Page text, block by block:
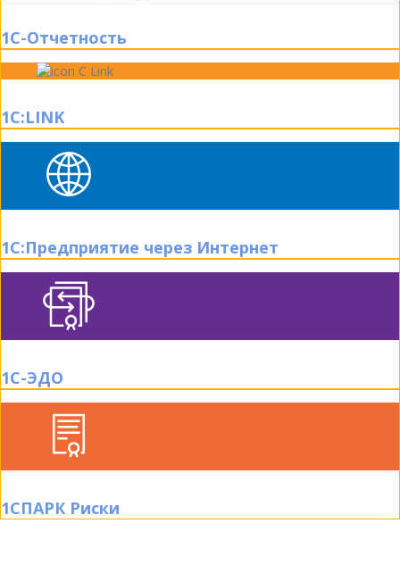
1С-Отчетность
1C:LINK
1С:Предприятие через Интернет
1С-ЭДО
1СПАРК Риски